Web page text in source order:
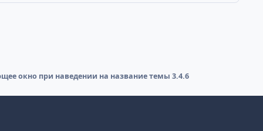
окно при наведении на название темы 3.4.6